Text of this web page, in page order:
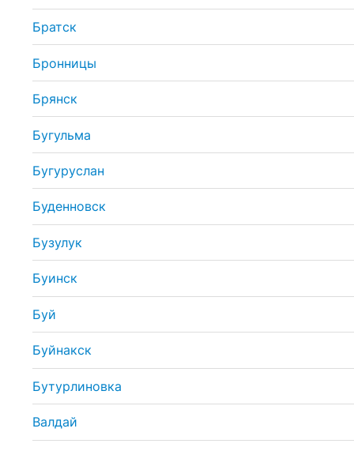
Братск
Бронницы
Брянск
Бугульма
Бугуруслан
Буденновск
Бузулук
Буинск
Буй
Буйнакск
Бутурлиновка
Валдай